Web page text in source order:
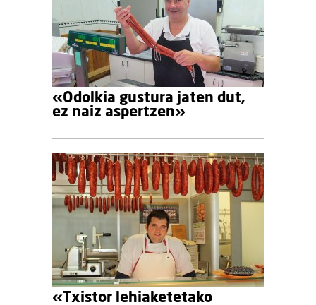
«Odolkia gustura jaten dut,
ez naiz aspertzen»
«Txistor lehiaketetako